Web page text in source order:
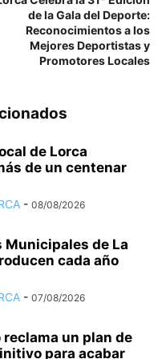
de la Gala del Deporte:
Reconocimientos a los
Mejores Deportistas y
Promotores Locales
de Lorca
de un centenar
- 08/08/2026
Municipales de La
cada año
- 07/08/2026
un plan de
para acabar